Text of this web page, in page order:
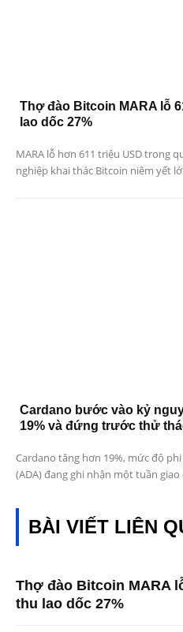
Thợ đào Bitcoin MARA lỗ
lao dốc 27%
MARA lỗ hơn 611 triệu USD trong
nghiệp khai thác Bitcoin niêm yết
Cardano bước vào kỷ
19% và đứng trước thử
Cardano tăng hơn 19%, mức độ
(ADA) đang ghi nhận một tuần
BÀI VIẾT LIÊN
Thợ đào Bitcoin MARA
thu lao dốc 27%